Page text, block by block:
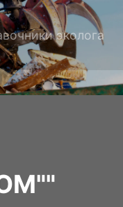
эколога